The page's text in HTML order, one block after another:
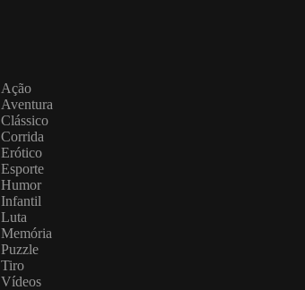
Ação
Aventura
Clássico
Corrida
Erótico
Esporte
Humor
Infantil
Luta
Memória
Puzzle
Tiro
Vídeos